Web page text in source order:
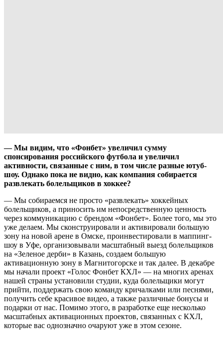
— Мы видим, что «Фонбет» увеличил сумму
спонсирования российского футбола и увеличил
активности, связанные с ним, в том числе разные ютуб-
шоу. Однако пока не видно, как компания собирается
развлекать болельщиков в хоккее?
— Мы собираемся не просто «развлекать» хоккейных
болельщиков, а приносить им непосредственную ценность
через коммуникацию с брендом «Фонбет». Более того, мы это
уже делаем. Мы сконструировали и активировали большую
зону на новой арене в Омске, проинвестировали в маппинг-
шоу в Уфе, организовывали масштабный выезд болельщиков
на «Зеленое дерби» в Казань, создаем большую
активационную зону в Магнитогорске и так далее. В декабре
мы начали проект «Голос Фонбет КХЛ» — на многих аренах
нашей страны установили студии, куда болельщики могут
прийти, поддержать свою команду кричалками или песнями,
получить себе красивое видео, а также различные бонусы и
подарки от нас. Помимо этого, в разработке еще несколько
масштабных активационных проектов, связанных с КХЛ,
которые вас однозначно очаруют уже в этом сезоне.